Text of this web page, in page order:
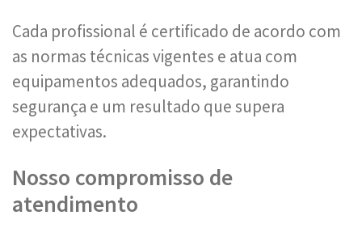
Cada profissional é certificado de acordo com
as normas técnicas vigentes e atua com
equipamentos adequados, garantindo
segurança e um resultado que supera
expectativas.
Nosso compromisso de
atendimento